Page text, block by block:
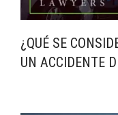
¿QUÉ SE
UN ACCIDENTE